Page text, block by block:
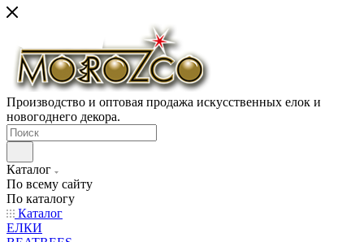
Производство и оптовая продажа искусственных елок и
новогоднего декора.
Каталог
По всему сайту
По каталогу
Каталог
ЕЛКИ